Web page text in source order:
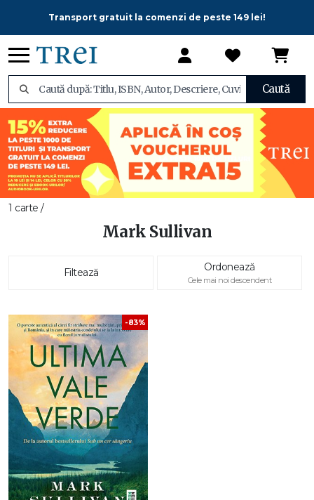
Transport gratuit la comenzi de peste 149 lei!
Caută
1 carte /
Mark Sullivan
Filtează Ordonează
Cele mai noi descendent
-83%